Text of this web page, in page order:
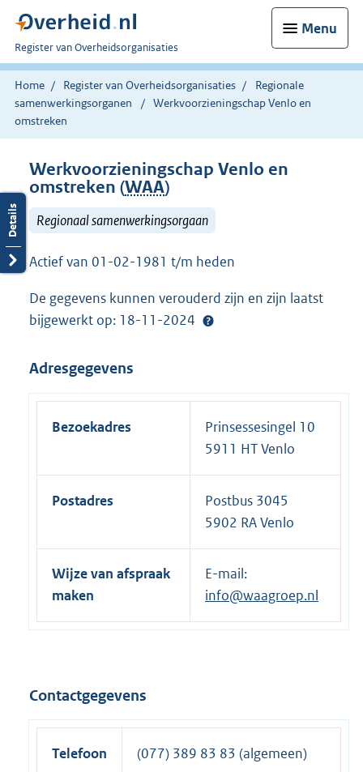
Menu
U
bent
nu
hier:
Register van Overheidsorganisaties
Home Register van Overheidsorganisaties
Regionale
samenwerkingsorganen
Werkvoorzieningschap Venlo en
omstreken
Werkvoorzieningschap Venlo en
omstreken (WAA)
Regionaal samenwerkingsorgaan
Actief van 01-02-1981 t/m heden
De gegevens kunnen verouderd zijn en zijn laatst
bijgewerkt op: 18-11-2024
Adresgegevens
Bezoekadres
Prinsessesingel 10
5911 HT Venlo
Postadres
Postbus 3045
5902 RA Venlo
Wijze van afspraak
maken
E-mail:
info@waagroep.nl
Contactgegevens
Telefoon (077) 389 83 83 (algemeen)